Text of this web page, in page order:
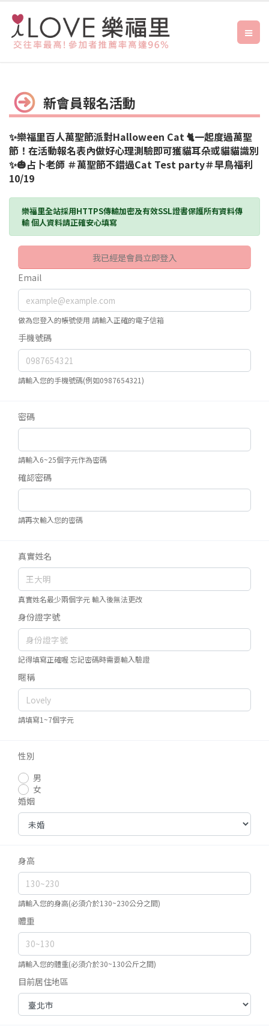
新會員報名活動
✨樂福里百人萬聖節派對Halloween Cat 🐈一起度過萬聖
節！在活動報名表內做好心理測驗即可獲貓耳朵或貓貓識別
✨🎃占卜老師 ＃萬聖節不錯過Cat Test party＃早鳥福利
10/19
樂福里全站採用HTTPS傳輸加密及有效SSL證書保護所有資料傳
輸 個人資料請正確安心填寫
我已經是會員立即登入
Email
做為您登入的帳號使用 請輸入正確的電子信箱
手機號碼
請輸入您的手機號碼(例如0987654321)
密碼
請輸入6~25個字元作為密碼
確認密碼
請再次輸入您的密碼
真實姓名
真實姓名最少兩個字元 輸入後無法更改
身份證字號
記得填寫正確喔 忘記密碼時需要輸入驗證
暱稱
請填寫1~7個字元
性別
男
女
婚姻
身高
請輸入您的身高(必須介於130~230公分之間)
體重
請輸入您的體重(必須介於30~130公斤之間)
目前居住地區